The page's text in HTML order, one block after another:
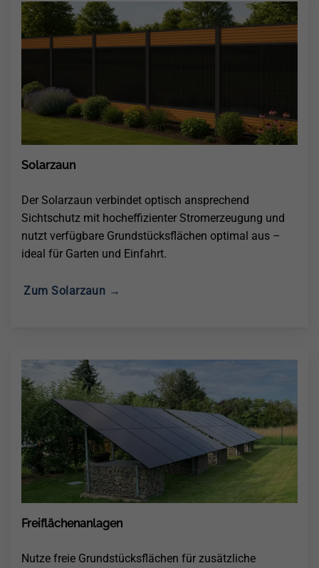
Solarzaun
Der Solarzaun verbindet optisch ansprechend
Sichtschutz mit hocheffizienter Stromerzeugung und
nutzt verfügbare Grundstücksflächen optimal aus –
ideal für Garten und Einfahrt.
Zum Solarzaun →
Freiflächenanlagen
Nutze freie Grundstücksflächen für zusätzliche